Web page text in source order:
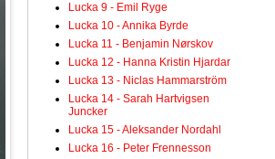
Lucka 9 - Emil Ryge
Lucka 10 - Annika Byrde
Lucka 11 - Benjamin Nørskov
Lucka 12 - Hanna Kristin Hjardar
Lucka 13 - Niclas Hammarström
Lucka 14 - Sarah Hartvigsen
Juncker
Lucka 15 - Aleksander Nordahl
Lucka 16 - Peter Frennesson